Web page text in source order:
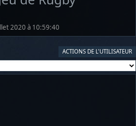
2020 à 10:59:40
ACTIONS DE L'UTILISATEUR